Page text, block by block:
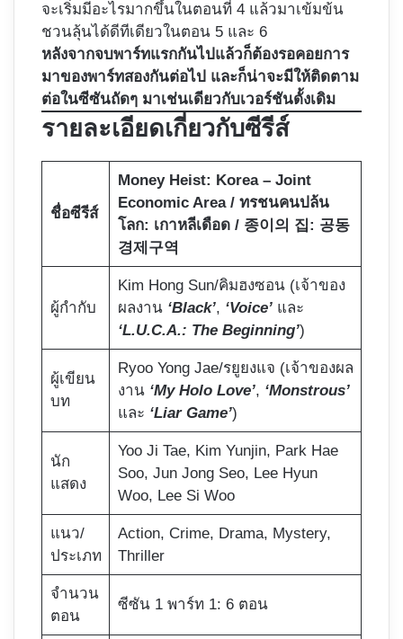
จะเริ่มมีอะไรมากขึ้นในตอนที่ 4 แล้วมาเข้มข้น
ชวนลุ้นได้ดีทีเดียวในตอน 5 และ 6
หลังจากจบพาร์ทแรกกันไปแล้วก็ต้องรอคอยการ
มาของพาร์ทสองกันต่อไป และก็น่าจะมีให้ติดตาม
ต่อในซีซันถัดๆ มาเช่นเดียวกับเวอร์ชันดั้งเดิม
รายละเอียดเกี่ยวกับซีรีส์
ชื่อซีรีส์
Money Heist: Korea – Joint
Economic Area / ทรชนคนปล้น
โลก: เกาหลีเดือด / 종이의 집: 공동
경제구역
ผู้กำกับ
Kim Hong Sun/คิมฮงซอน (เจ้าของ
ผลงาน ‘Black’, ‘Voice’และ
‘L.U.C.A.: The Beginning’)
ผู้เขียน
บท
Ryoo Yong Jae/รยูยงแจ (เจ้าของผล
งาน ‘My Holo Love’, ‘Monstrous’
และ ‘Liar Game’)
นัก
แสดง
Yoo Ji Tae, Kim Yunjin, Park Hae
Soo, Jun Jong Seo, Lee Hyun
Woo, Lee Si Woo
แนว/
ประเภท
Action, Crime, Drama, Mystery,
Thriller
จำนวน
ตอน
ซีซัน 1 พาร์ท 1: 6 ตอน